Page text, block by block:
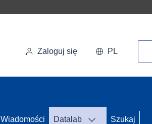
Zaloguj się PL
Wiadomości Datalab Szukaj
59